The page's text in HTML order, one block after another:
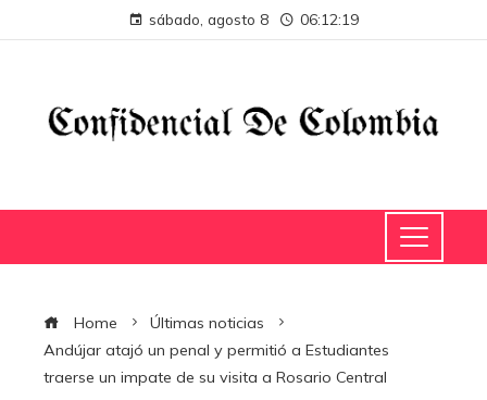
sábado, agosto 8 06:12:20
Home
Últimas noticias
Andújar atajó un penal y permitió a Estudiantes
traerse un impate de su visita a Rosario Central